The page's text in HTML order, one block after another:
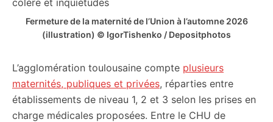
Fermeture de la maternité de l’Union à l’automne 2026
(illustration) © IgorTishenko / Depositphotos
L’agglomération toulousaine compte plusieurs
maternités, publiques et privées, réparties entre
établissements de niveau 1, 2 et 3 selon les prises en
charge médicales proposées. Entre le CHU de